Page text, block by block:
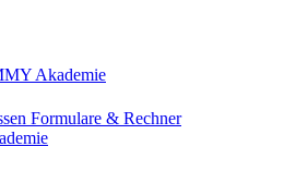
Akademie
Formulare & Rechner